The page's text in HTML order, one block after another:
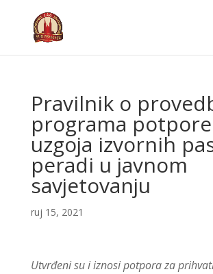
Pravilnik o
programa potpore
uzgoja izvornih
peradi u javnom
savjetovanju
ruj 15, 2021
Utvrđeni su i iznosi potpora za